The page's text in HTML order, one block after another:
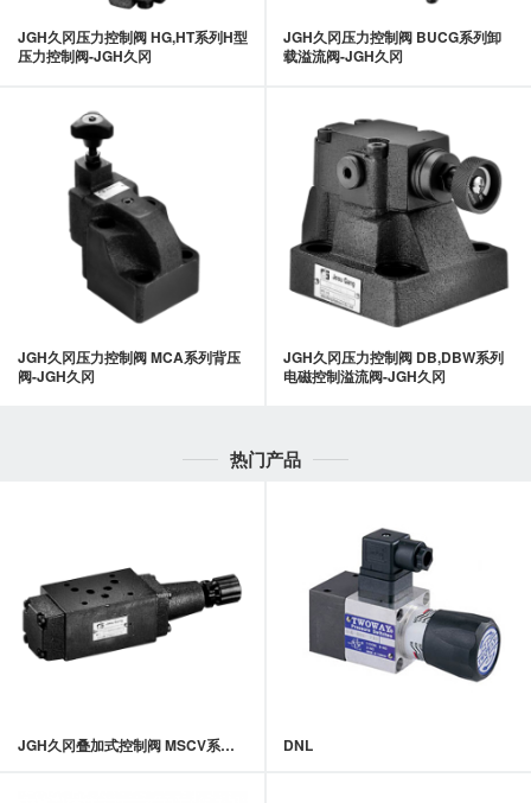
JGH久冈压力控制阀 HG,HT系列H型
压力控制阀-JGH久冈
JGH久冈压力控制阀 BUCG系列卸
载溢流阀-JGH久冈
JGH久冈压力控制阀 MCA系列背压
阀-JGH久冈
JGH久冈压力控制阀 DB,DBW系列
电磁控制溢流阀-JGH久冈
热门产品
JGH久冈叠加式控制阀 MSCV系列叠加式抗衡阀 DNL